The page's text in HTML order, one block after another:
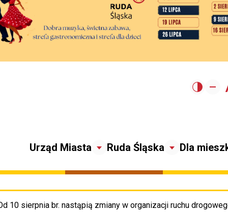
Urząd Miasta Ruda Śląska Dla
10 sierpnia br. nastąpią zmiany w organizacji ruchu